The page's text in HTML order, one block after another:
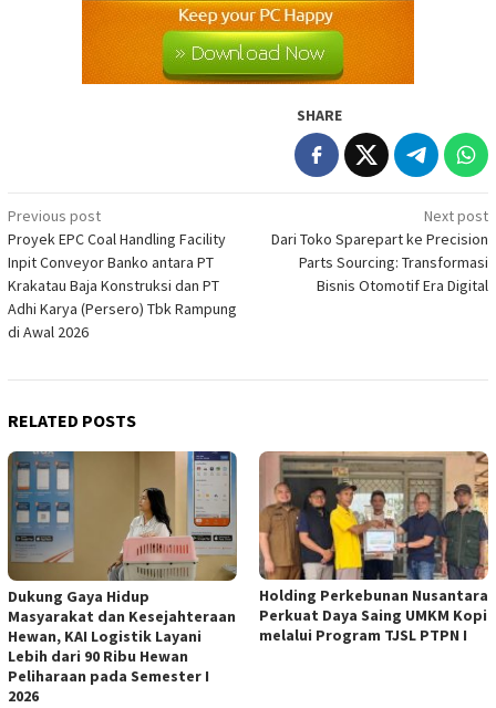
SHARE
Post
navigation
Previous post
Proyek EPC Coal Handling Facility
Inpit Conveyor Banko antara PT
Krakatau Baja Konstruksi dan PT
Adhi Karya (Persero) Tbk Rampung
di Awal 2026
Next post
Dari Toko Sparepart ke Precision
Parts Sourcing: Transformasi
Bisnis Otomotif Era Digital
RELATED POSTS
Dukung Gaya Hidup
Masyarakat dan Kesejahteraan
Hewan, KAI Logistik Layani
Lebih dari 90 Ribu Hewan
Peliharaan pada Semester I
2026
Holding Perkebunan Nusantara
Perkuat Daya Saing UMKM Kopi
melalui Program TJSL PTPN I